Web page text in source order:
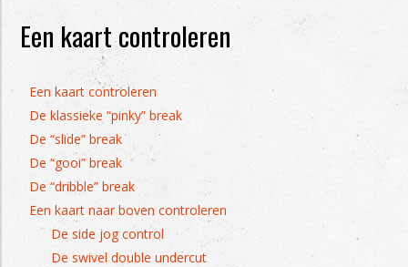
Een kaart controleren
Een kaart controleren
De klassieke “pinky” break
De “slide” break
De “gooi” break
De “dribble” break
Een kaart naar boven controleren
De side jog control
De swivel double undercut